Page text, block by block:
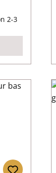
2-3